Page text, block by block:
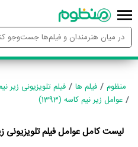
منظوم فیلم ها
فیلم تلویزیونی زیر نیم
عوامل زیر نیم کاسه (1393)
لیست کامل عوامل فیلم تلویزیونی